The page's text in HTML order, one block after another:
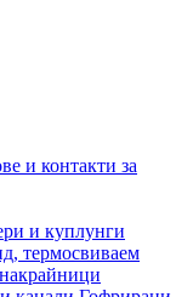
и контакти за
и куплунги
термосвиваем